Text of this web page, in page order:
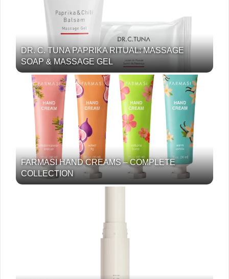
DR. C. TUNA PAPRIKA RITUAL: MASSAGE
SOAP & MASSAGE GEL
FARMASI HAND CREAMS – COMPLETE
COLLECTION